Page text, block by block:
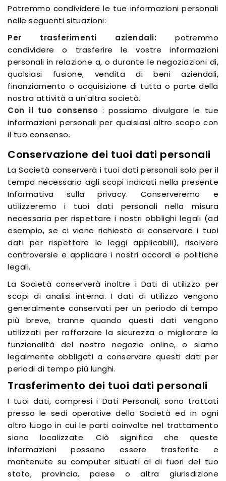
Potremmo condividere le tue informazioni personali
nelle seguenti situazioni:
Per trasferimenti aziendali: potremmo
condividere o trasferire le vostre informazioni
personali in relazione a, o durante le negoziazioni di,
qualsiasi fusione, vendita di beni aziendali,
finanziamento o acquisizione di tutta o parte della
nostra attività a un'altra società.
Con il tuo consenso : possiamo divulgare le tue
informazioni personali per qualsiasi altro scopo con
il tuo consenso.
Conservazione dei tuoi dati personali
La Società conserverà i tuoi dati personali solo per il
tempo necessario agli scopi indicati nella presente
Informativa sulla privacy. Conserveremo e
utilizzeremo i tuoi dati personali nella misura
necessaria per rispettare i nostri obblighi legali (ad
esempio, se ci viene richiesto di conservare i tuoi
dati per rispettare le leggi applicabili), risolvere
controversie e applicare i nostri accordi e politiche
legali.
La Società conserverà inoltre i Dati di utilizzo per
scopi di analisi interna. I dati di utilizzo vengono
generalmente conservati per un periodo di tempo
più breve, tranne quando questi dati vengono
utilizzati per rafforzare la sicurezza o migliorare la
funzionalità del nostro negozio online, o siamo
legalmente obbligati a conservare questi dati per
periodi di tempo più lunghi.
Trasferimento dei tuoi dati personali
I tuoi dati, compresi i Dati Personali, sono trattati
presso le sedi operative della Società ed in ogni
altro luogo in cui le parti coinvolte nel trattamento
siano localizzate. Ciò significa che queste
informazioni possono essere trasferite e
mantenute su computer situati al di fuori del tuo
stato, provincia, paese o altra giurisdizione